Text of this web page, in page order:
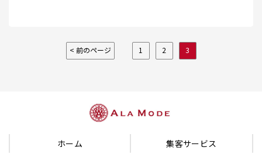
< 前のページ 1 2 3
ホーム 集客サービス